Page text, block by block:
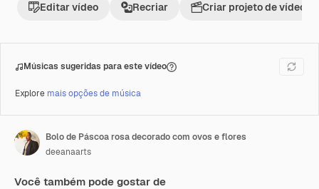
Editar vídeo Recriar Criar projeto de vídeo
Músicas sugeridas para este vídeo
Explore mais opções de música
Bolo de Páscoa rosa decorado com ovos e flores
deeanaarts
Você também pode gostar de